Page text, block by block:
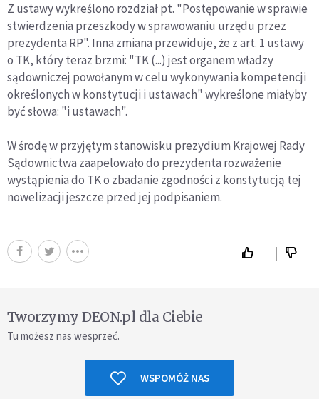
Z ustawy wykreślono rozdział pt. "Postępowanie w sprawie
stwierdzenia przeszkody w sprawowaniu urzędu przez
prezydenta RP". Inna zmiana przewiduje, że z art. 1 ustawy
o TK, który teraz brzmi: "TK (...) jest organem władzy
sądowniczej powołanym w celu wykonywania kompetencji
określonych w konstytucji i ustawach" wykreślone miałyby
być słowa: "i ustawach".
W środę w przyjętym stanowisku prezydium Krajowej Rady
Sądownictwa zaapelowało do prezydenta rozważenie
wystąpienia do TK o zbadanie zgodności z konstytucją tej
nowelizacji jeszcze przed jej podpisaniem.
Tworzymy DEON.pl dla Ciebie
Tu możesz nas wesprzeć.
WSPOMÓŻ NAS